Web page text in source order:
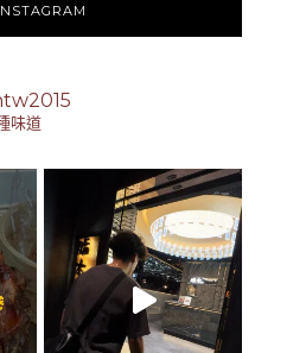
味道